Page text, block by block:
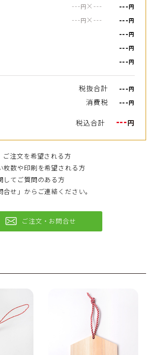
---円×--- ---円
---円×--- ---円
---円
---円
---円
税抜合計 ---円
消費税 ---円
税込合計 ---円
ご注文を希望される方
枚数や印刷を希望される方
してご質問のある方
せ」からご連絡ください。
ご注文・お問合せ